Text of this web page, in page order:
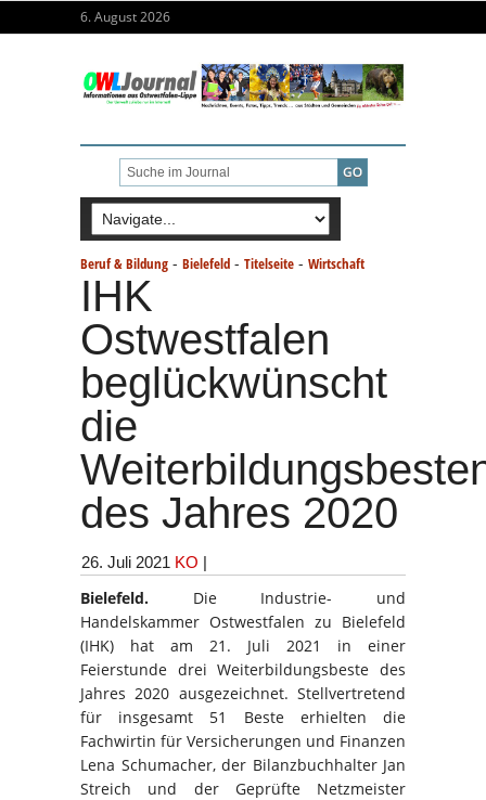
6. August 2026
Beruf & Bildung - Bielefeld - Titelseite - Wirtschaft
IHK
Ostwestfalen
beglückwünscht
die
des Jahres 2020
26. Juli 2021 KO |
Bielefeld. Die Industrie- und
Handelskammer Ostwestfalen zu Bielefeld
(IHK) hat am 21. Juli 2021 in einer
Feierstunde drei Weiterbildungsbeste des
Jahres 2020 ausgezeichnet. Stellvertretend
für insgesamt 51 Beste erhielten die
Fachwirtin für Versicherungen und Finanzen
Lena Schumacher, der Bilanzbuchhalter Jan
Streich und der Geprüfte Netzmeister